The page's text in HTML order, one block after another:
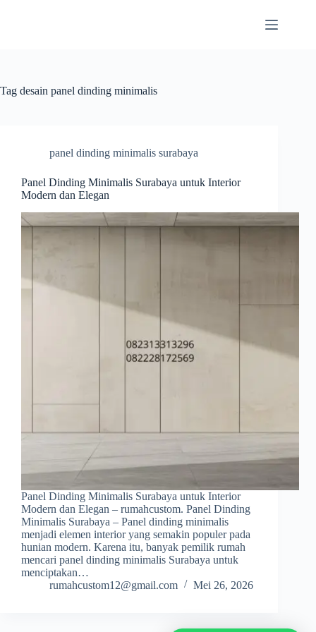
Tag desain panel dinding minimalis
panel dinding minimalis surabaya
Panel Dinding Minimalis Surabaya untuk Interior
Modern dan Elegan
Panel Dinding Minimalis Surabaya untuk Interior
Modern dan Elegan – rumahcustom. Panel Dinding
Minimalis Surabaya – Panel dinding minimalis
menjadi elemen interior yang semakin populer pada
hunian modern. Karena itu, banyak pemilik rumah
mencari panel dinding minimalis Surabaya untuk
menciptakan…
rumahcustom12@gmail.com
Mei 26, 2026